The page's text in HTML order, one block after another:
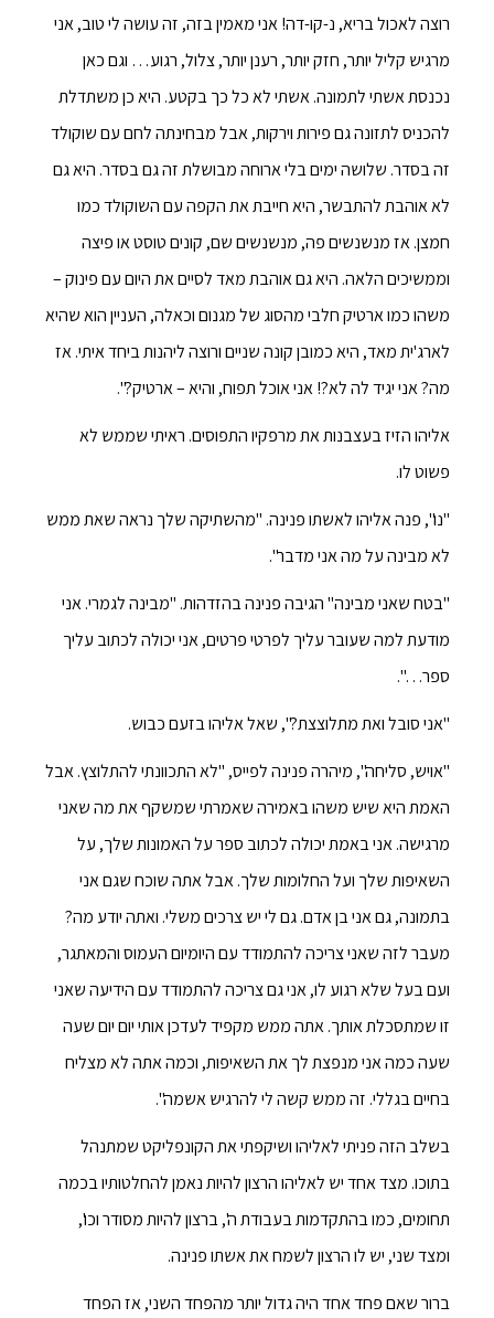
רוצה לאכול בריא, נ-קו-דה! אני מאמין בזה, זה עושה לי טוב, אני
מרגיש קליל יותר, חזק יותר, רענן יותר, צלול, רגוע… וגם כאן
נכנסת אשתי לתמונה. אשתי לא כל כך בקטע. היא כן משתדלת
להכניס לתזונה גם פירות וירקות, אבל מבחינתה לחם עם שוקולד
זה בסדר. שלושה ימים בלי ארוחה מבושלת זה גם בסדר. היא גם
לא אוהבת להתבשר, היא חייבת את הקפה עם השוקולד כמו
חמצן. אז מנשנשים פה, מנשנשים שם, קונים טוסט או פיצה
וממשיכים הלאה. היא גם אוהבת מאד לסיים את היום עם פינוק –
משהו כמו ארטיק חלבי מהסוג של מגנום וכאלה, העניין הוא שהיא
לארג'ית מאד, היא כמובן קונה שניים ורוצה ליהנות ביחד איתי. אז
מה? אני יגיד לה לא?! אני אוכל תפוח, והיא – ארטיק?".
אליהו הזיז בעצבנות את מרפקיו התפוסים. ראיתי שממש לא
פשוט לו.
"נו", פנה אליהו לאשתו פנינה. "מהשתיקה שלך נראה שאת ממש
לא מבינה על מה אני מדבר".
"בטח שאני מבינה" הגיבה פנינה בהזדהות. "מבינה לגמרי. אני
מודעת למה שעובר עליך לפרטי פרטים, אני יכולה לכתוב עליך
ספר…".
"אני סובל ואת מתלוצצת?", שאל אליהו בזעם כבוש.
"אויש, סליחה", מיהרה פנינה לפייס, "לא התכוונתי להתלוצץ. אבל
האמת היא שיש משהו באמירה שאמרתי שמשקף את מה שאני
מרגישה. אני באמת יכולה לכתוב ספר על האמונות שלך, על
השאיפות שלך ועל החלומות שלך. אבל אתה שוכח שגם אני
בתמונה, גם אני בן אדם. גם לי יש צרכים משלי. ואתה יודע מה?
מעבר לזה שאני צריכה להתמודד עם היומיום העמוס והמאתגר,
ועם בעל שלא רגוע לו, אני גם צריכה להתמודד עם הידיעה שאני
זו שמתסכלת אותך. אתה ממש מקפיד לעדכן אותי יום יום שעה
שעה כמה אני מנפצת לך את השאיפות, וכמה אתה לא מצליח
בחיים בגללי. זה ממש קשה לי להרגיש אשמה".
בשלב הזה פניתי לאליהו ושיקפתי את הקונפליקט שמתנהל
בתוכו. מצד אחד יש לאליהו הרצון להיות נאמן להחלטותיו בכמה
תחומים, כמו בהתקדמות בעבודת ה', ברצון להיות מסודר וכו',
ומצד שני, יש לו הרצון לשמח את אשתו פנינה.
ברור שאם פחד אחד היה גדול יותר מהפחד השני, אז הפחד